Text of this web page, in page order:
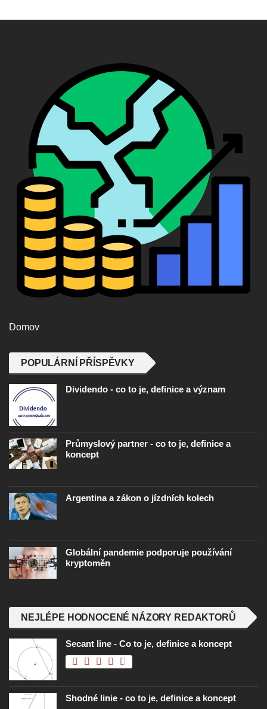
Domov
POPULÁRNÍ PŘÍSPĚVKY
Dividendo - co to je, definice a význam
Průmyslový partner - co to je, definice a
koncept
Argentina a zákon o jízdních kolech
Globální pandemie podporuje používání
kryptoměn
NEJLÉPE HODNOCENÉ NÁZORY REDAKTORŮ
Secant line - Co to je, definice a koncept
Shodné linie - co to je, definice a koncept